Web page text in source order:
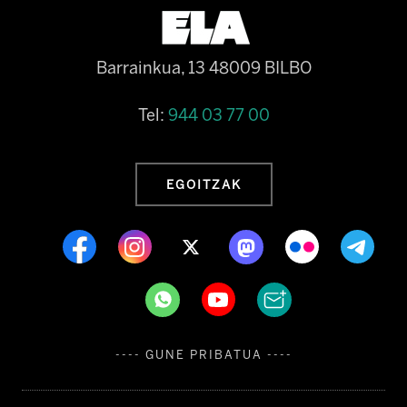
Barrainkua, 13 48009 BILBO
Tel: 944 03 77 00
EGOITZAK
---- GUNE PRIBATUA ----